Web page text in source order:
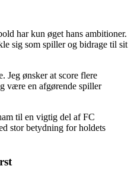
har kun øget hans ambitioner.
sig som spiller og bidrage til sit
Jeg ønsker at score flere
være en afgørende spiller
til en vigtig del af FC
stor betydning for holdets